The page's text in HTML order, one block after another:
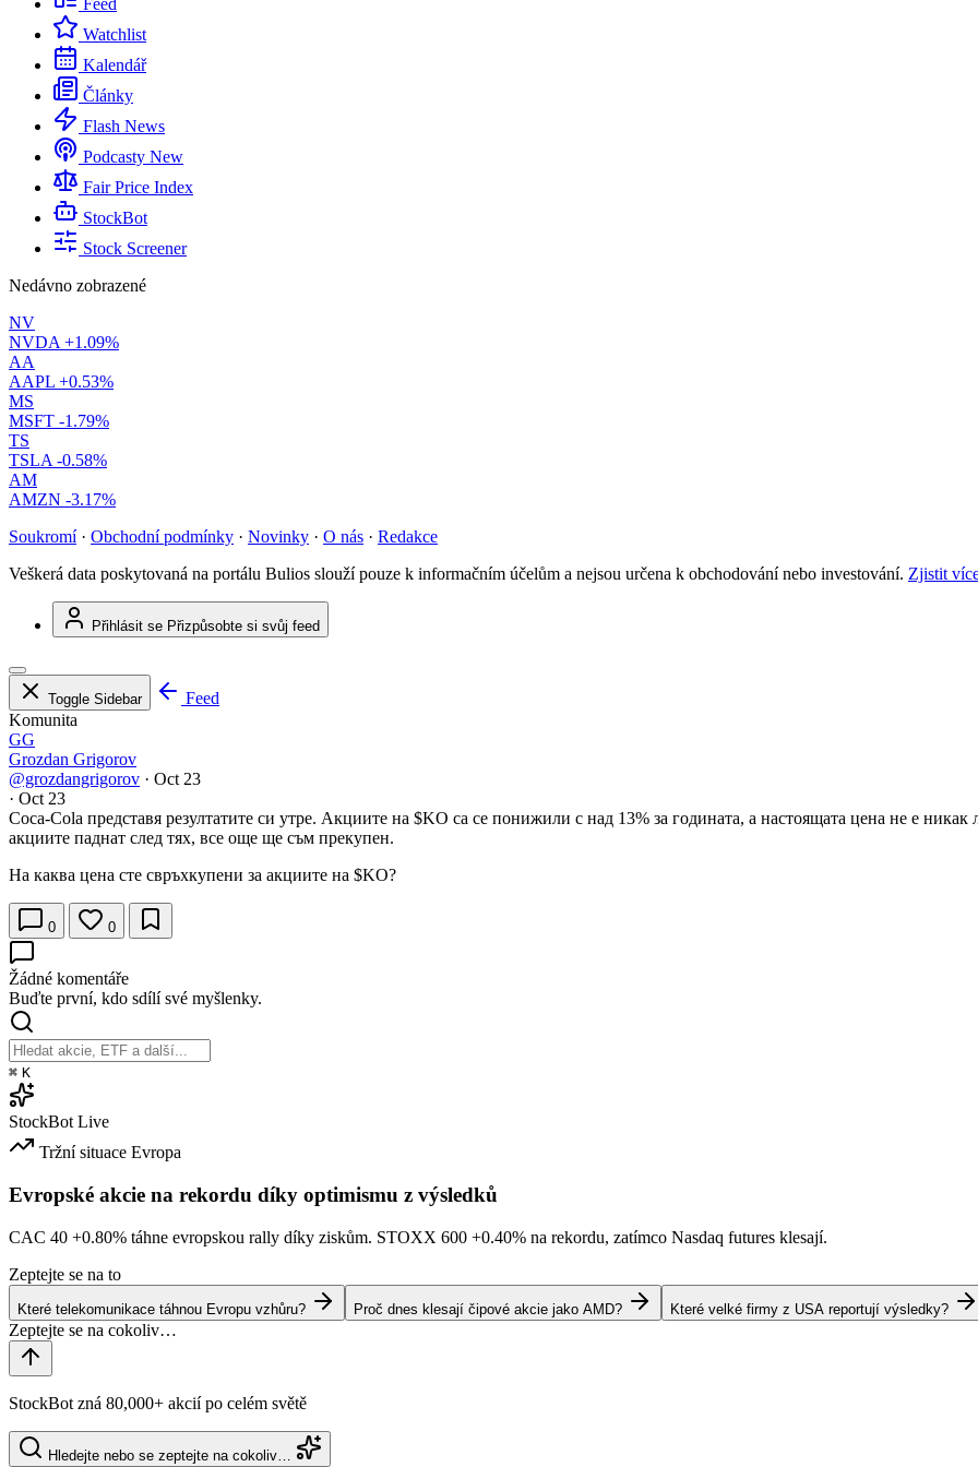
Feed
Watchlist
Kalendář
Články
Flash News
Podcasty New
Fair Price Index
StockBot
Stock Screener
Nedávno zobrazené
NV
NVDA +1.09%
AA
AAPL +0.53%
MS
MSFT -1.79%
TS
TSLA -0.58%
AM
AMZN -3.17%
Soukromí · Obchodní podmínky · Novinky · O nás · Redakce
Veškerá data poskytovaná na portálu Bulios slouží pouze k informačním účelům a nejsou určena k obchodování nebo investování. Zjistit
Přihlásit se Přizpůsobte si svůj feed
Toggle Sidebar
Feed
Komunita
GG
Grozdan Grigorov
@grozdangrigorov · Oct 23
· Oct 23
Coca-Cola представя резултатите си утре. Акциите на $KO са се понижили с над 13% за годината, а настоящата цена не е
акциите паднат след тях, все още ще съм прекупен.
На каква цена сте свръхкупени за акциите на $KO?
0 0
Žádné komentáře
Buďte první, kdo sdílí své myšlenky.
⌘ K
StockBot Live
Tržní situace Evropa
Evropské akcie na rekordu díky optimismu z výsledků
CAC 40 +0.80% táhne evropskou rally díky ziskům. STOXX 600 +0.40% na rekordu, zatímco Nasdaq futures klesají.
Zeptejte se na to
Které telekomunikace táhnou Evropu vzhůru? Proč dnes klesají čipové akcie jako AMD? Které velké firmy z USA reportují výsledky?
StockBot zná 80,000+ akcií po celém světě
Hledejte nebo se zeptejte na cokoliv…